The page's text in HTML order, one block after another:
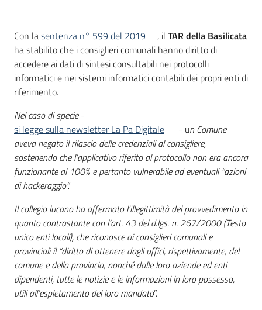
su
Introduzione
Con lasentenza n° 599 del 2019 , il TAR della Basilicata
ha stabilito che i consiglieri comunali hanno diritto di
accedere ai dati di sintesi consultabili nei protocolli
informatici e nei sistemi informatici contabili dei propri enti di
riferimento.
Nel caso di specie-
si legge sulla newsletter La Pa Digitale
- un Comune
aveva negato il rilascio delle credenziali al consigliere,
sostenendo che l’applicativo riferito al protocollo non era ancora
funzionante al 100% e pertanto vulnerabile ad eventuali “azioni
di hackeraggio”.
Il collegio lucano ha affermato l’illegittimità del provvedimento in
quanto contrastante con l’art. 43 del d.lgs. n. 267/2000 (Testo
unico enti locali), che riconosce ai consiglieri comunali e
provinciali il “diritto di ottenere dagli uffici, rispettivamente, del
comune e della provincia, nonché dalle loro aziende ed enti
dipendenti, tutte le notizie e le informazioni in loro possesso,
utili all’espletamento del loro mandato”.